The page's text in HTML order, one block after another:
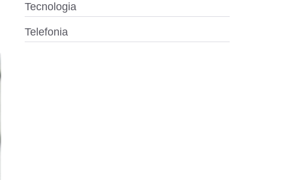
Tecnologia
Telefonia